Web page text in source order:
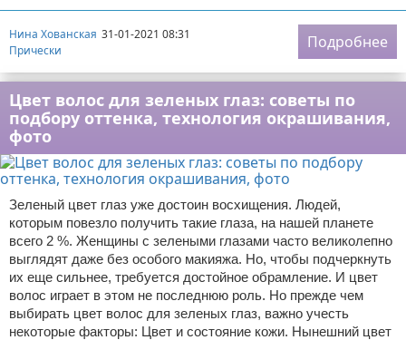
Нина Хованская 31-01-2021 08:31
Прически
Подробнее
Цвет волос для зеленых глаз: советы по
подбору оттенка, технология окрашивания,
фото
Зеленый цвет глаз уже достоин восхищения. Людей,
которым повезло получить такие глаза, на нашей планете
всего 2 %. Женщины с зелеными глазами часто великолепно
выглядят даже без особого макияжа. Но, чтобы подчеркнуть
их еще сильнее, требуется достойное обрамление. И цвет
волос играет в этом не последнюю роль. Но прежде чем
выбирать цвет волос для зеленых глаз, важно учесть
некоторые факторы: Цвет и состояние кожи. Нынешний цвет